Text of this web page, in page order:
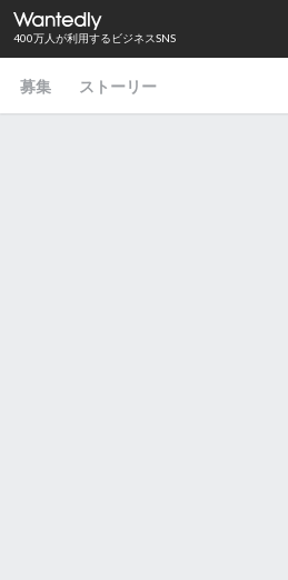
400万人が利用するビジネスSNS
募集 ストーリー